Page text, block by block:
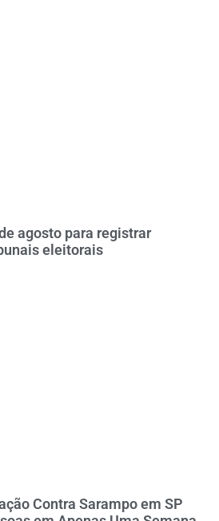
agosto para registrar
eleitorais
Contra Sarampo em SP